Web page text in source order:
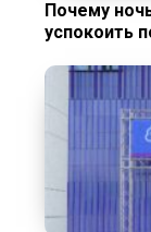
Почему
успокоить